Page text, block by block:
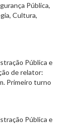
Pública,
Cultura,
Pública e
de relator:
Primeiro turno
Pública e